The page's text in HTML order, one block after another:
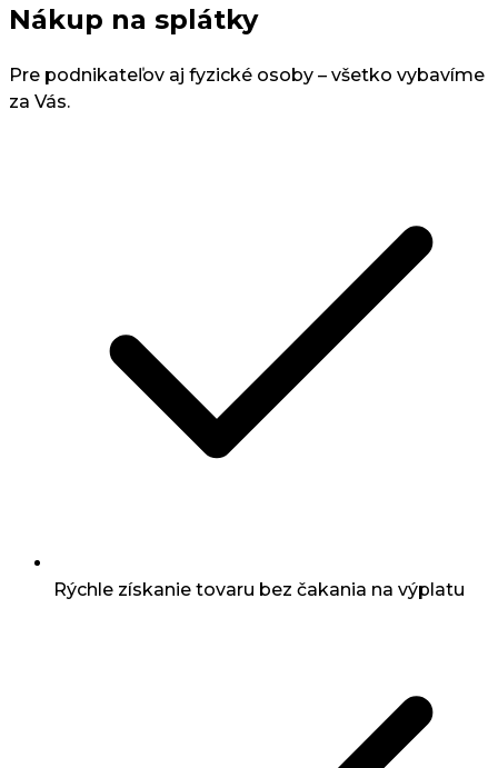
Nákup na splátky
Pre podnikateľov aj fyzické osoby – všetko vybavíme
za Vás.
Rýchle získanie tovaru bez čakania na výplatu